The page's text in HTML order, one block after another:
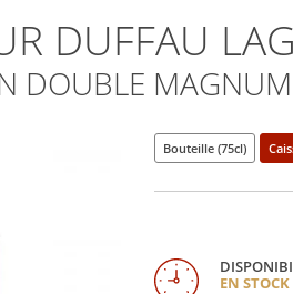
DUFFAU
DOUBLE
Bouteille (75cl)
EN STOCK